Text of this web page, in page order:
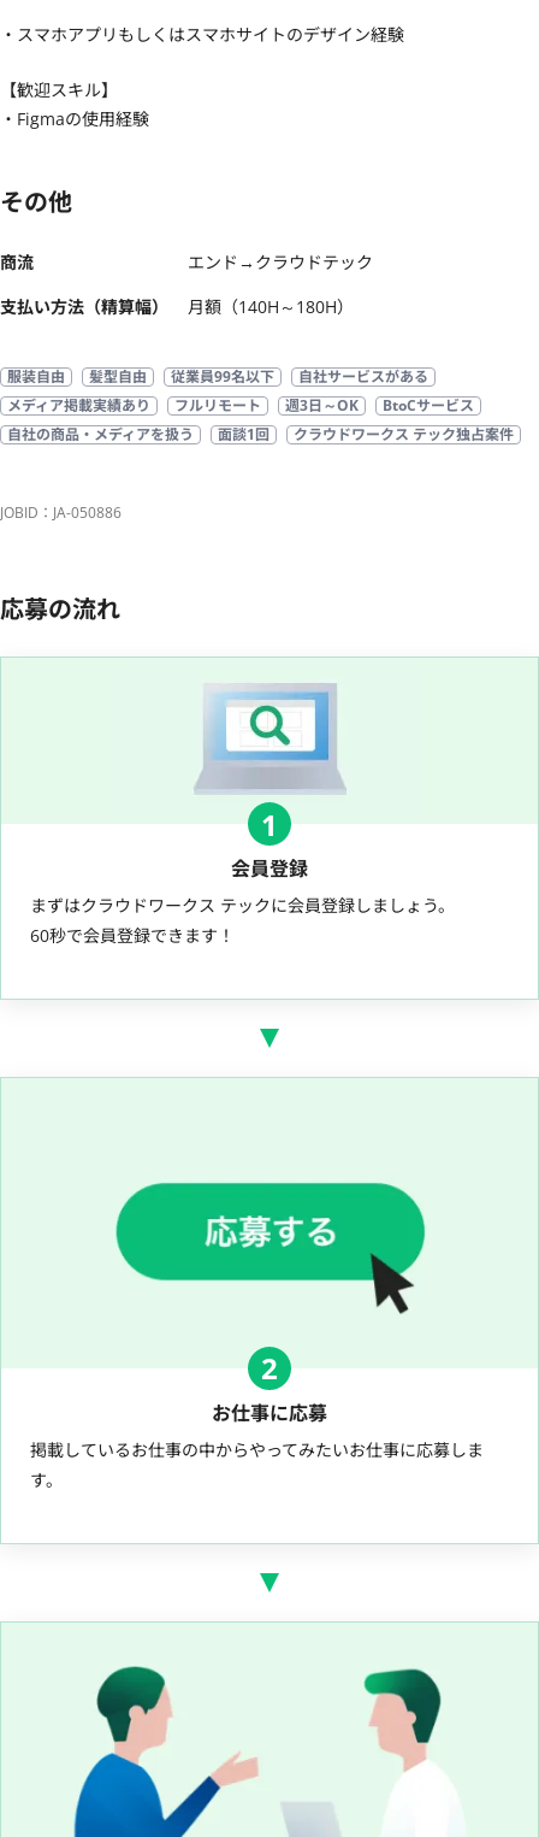
・スマホアプリもしくはスマホサイトのデザイン経験
【歓迎スキル】
・Figmaの使用経験
その他
商流
エンド→クラウドテック
支払い方法（精算幅）
月額（140H～180H）
服装自由 髪型自由 従業員99名以下
自社サービスがある
メディア掲載実績あり
フルリモート 週3日～OK
BtoCサービス
自社の商品・メディアを扱う
面談1回 クラウドワークス テック独占案件
JOBID：JA-050886
応募の流れ
1
会員登録
まずはクラウドワークス テックに会員登録しましょう。
60秒で会員登録できます！
2
お仕事に応募
掲載しているお仕事の中からやってみたいお仕事に応募しま
す。